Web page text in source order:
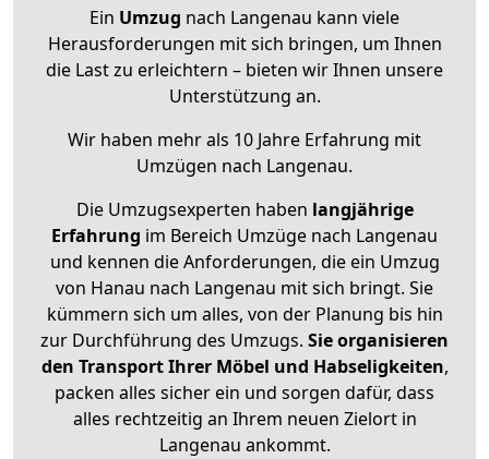
Ein Umzug nach Langenau kann viele
Herausforderungen mit sich bringen, um Ihnen
die Last zu erleichtern – bieten wir Ihnen unsere
Unterstützung an.
Wir haben mehr als 10 Jahre Erfahrung mit
Umzügen nach Langenau.
Die Umzugsexperten haben langjährige
Erfahrung im Bereich Umzüge nach Langenau
und kennen die Anforderungen, die ein Umzug
von Hanau nach Langenau mit sich bringt. Sie
kümmern sich um alles, von der Planung bis hin
zur Durchführung des Umzugs. Sie organisieren
den Transport Ihrer Möbel und Habseligkeiten,
packen alles sicher ein und sorgen dafür, dass
alles rechtzeitig an Ihrem neuen Zielort in
Langenau ankommt.